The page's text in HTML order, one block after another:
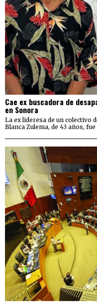
Cae ex buscadora de
en Sonora
La ex lideresa de un colectivo
Blanca Zulema, de 43 años,